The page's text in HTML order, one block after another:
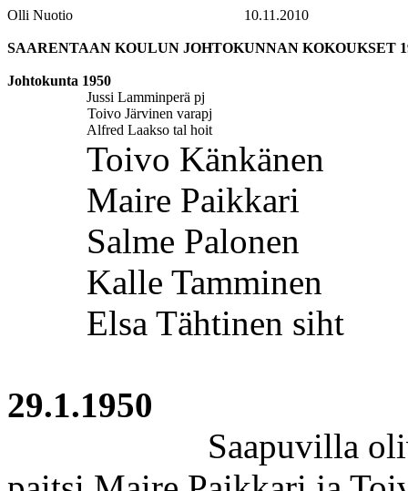
Olli Nuotio 10.11.2010
SAARENTAAN KOULUN JOHTOKUNNAN KOKOUKSET
Johtokunta 1950
Jussi Lamminperä pj
Toivo Järvinen varapj
Alfred Laakso tal hoit
Toivo Känkänen
Maire Paikkari
Salme Palonen
Kalle Tamminen
Elsa Tähtinen siht
29.1.1950
Saapuvilla